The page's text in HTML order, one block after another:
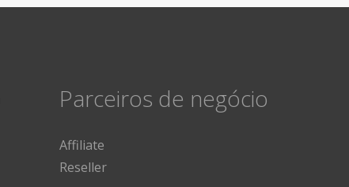
Parceiros de negócio
Affiliate
Reseller